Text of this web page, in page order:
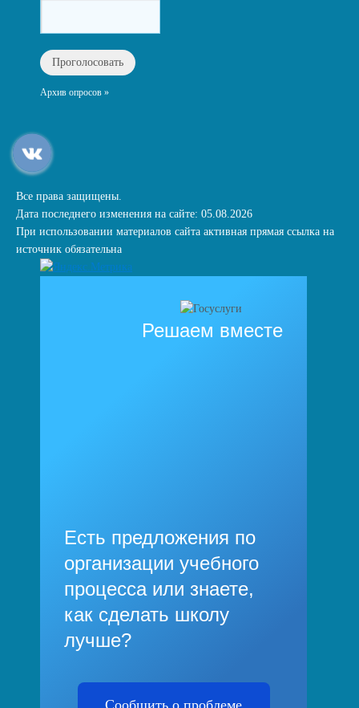
Архив опросов »
Все права защищены.
Дата последнего изменения на сайте: 05.08.2026
При использовании материалов сайта активная прямая ссылка на
источник обязательна
Решаем вместе
Есть предложения по
организации учебного
процесса или знаете,
как сделать школу
лучше?
Сообщить о проблеме